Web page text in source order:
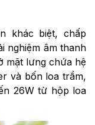
khác biệt, chấp
nghiệm âm thanh
mặt lưng chứa hệ
và bốn loa trầm,
26W từ hộp loa